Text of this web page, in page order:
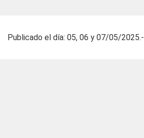
Publicado el día: 05, 06 y 07/05/2025.-